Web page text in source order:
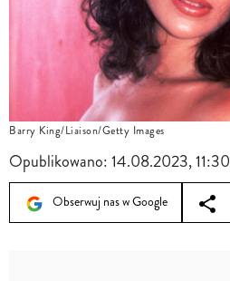
Barry King/Liaison/Getty Images
Opublikowano:14.08.2023, 11:30
Obserwuj nas w Google